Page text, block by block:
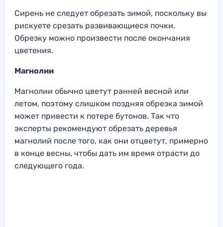
Сирень не следует обрезать зимой, поскольку вы
рискуете срезать развивающиеся почки.
Обрезку можно произвести после окончания
цветения.
Магнолии
Магнолии обычно цветут ранней весной или
летом, поэтому слишком поздняя обрезка зимой
может привести к потере бутонов. Так что
эксперты рекомендуют обрезать деревья
магнолий после того, как они отцветут, примерно
в конце весны, чтобы дать им время отрасти до
следующего года.